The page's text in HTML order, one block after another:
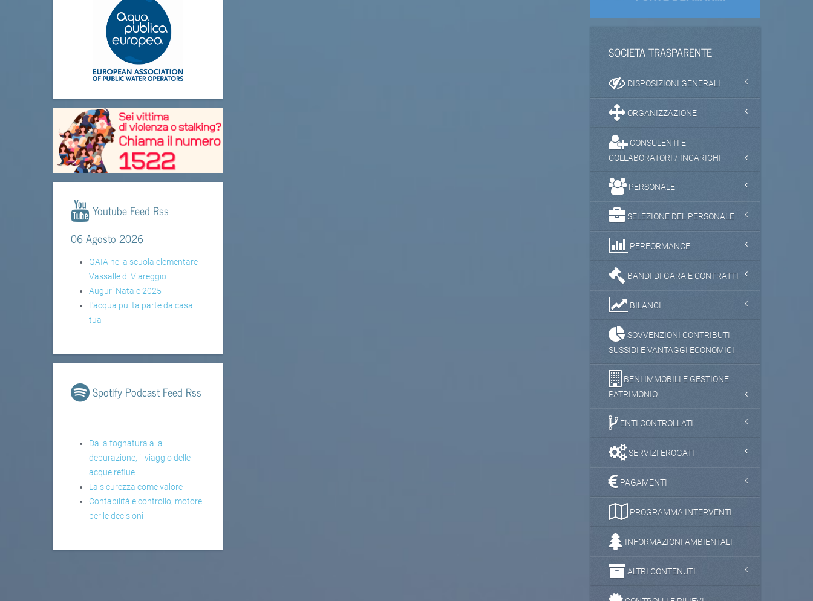
Youtube Feed Rss
06 Agosto 2026
GAIA nella scuola elementare
Vassalle di Viareggio
Auguri Natale 2025
L'acqua pulita parte da casa
tua
Spotify Podcast Feed Rss
Dalla fognatura alla
depurazione, il viaggio delle
acque reflue
La sicurezza come valore
Contabilità e controllo, motore
per le decisioni
SOCIETA TRASPARENTE
DISPOSIZIONI GENERALI
ORGANIZZAZIONE
CONSULENTI E
COLLABORATORI / INCARICHI
PERSONALE
SELEZIONE DEL PERSONALE
PERFORMANCE
BANDI DI GARA E CONTRATTI
BILANCI
SOVVENZIONI CONTRIBUTI
SUSSIDI E VANTAGGI ECONOMICI
BENI IMMOBILI E GESTIONE
PATRIMONIO
ENTI CONTROLLATI
SERVIZI EROGATI
PAGAMENTI
PROGRAMMA INTERVENTI
INFORMAZIONI AMBIENTALI
ALTRI CONTENUTI